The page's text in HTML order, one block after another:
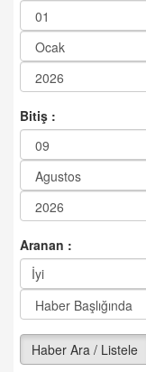
Bitiş :
Aranan :
Haber Ara / Listele